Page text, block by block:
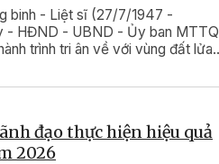
binh - Liệt sĩ (27/7/1947 -
- HĐND - UBND - Ủy ban MTTQ
trình tri ân về với vùng đất lửa
đạo thực hiện hiệu quả
2026